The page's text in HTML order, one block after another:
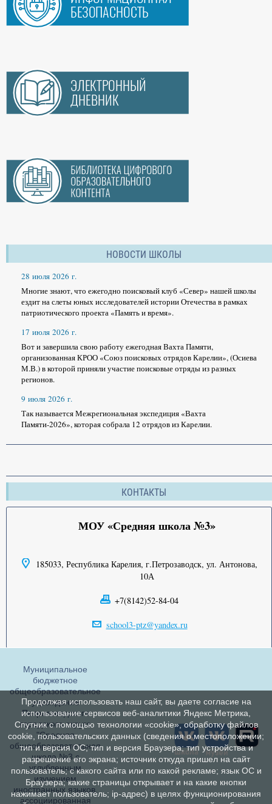
НОВОСТИ ШКОЛЫ
28 июля 2026 г.
Многие знают, что ежегодно поисковый клуб «Север» нашей школы
ездит на слеты юных исследователей истории Отечества в рамках
патриотического проекта «Память и время».
17 июля 2026 г.
Вот и завершила свою работу ежегодная Вахта Памяти,
организованная КРОО «Союз поисковых отрядов Карелии», (Осиева
М.В.) в которой приняли участие поисковые отряды из разных
регионов.
9 июля 2026 г.
Так называется Межрегиональная экспедиция «Вахта
Памяти-2026», которая собрала 12 отрядов из Карелии.
КОНТАКТЫ
МОУ «Средняя школа №3»
185033, Республика Карелия, г.Петрозаводск, ул. Антонова,
10А
+7(8142)52-84-04
school3-ptz@yandex.ru
Муниципальное
бюджетное
общеобразовательное
учреждение
Петрозаводского
городского округа
"Средняя
общеобразовательная
школа №3 с
углубленным
изучением
иностранных языков,
ассоциированная
Продолжая использовать наш сайт, вы даете согласие на
использование сервисов веб-аналитики Яндекс Метрика,
Спутник с помощью технологии «cookie», обработку файлов
cookie, пользовательских данных (сведения о местоположении;
тип и версия ОС; тип и версия Браузера; тип устройства и
разрешение его экрана; источник откуда пришел на сайт
пользователь; с какого сайта или по какой рекламе; язык ОС и
Браузера; какие страницы открывает и на какие кнопки
нажимает пользователь; ip-адрес) в целях функционирования